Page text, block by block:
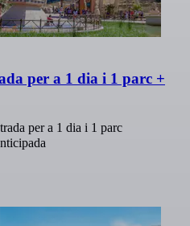
per a 1 dia i 1 parc +
per a 1 dia i 1 parc